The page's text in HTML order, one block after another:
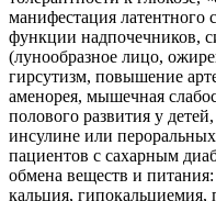
манифестация латентного
функции надпочечников,
(лунообразное лицо,
гирсутизм, повышение
аменорея, мышечная
полового развития у
инсулине или
пациентов с сахарным
обмена веществ и
кальция,